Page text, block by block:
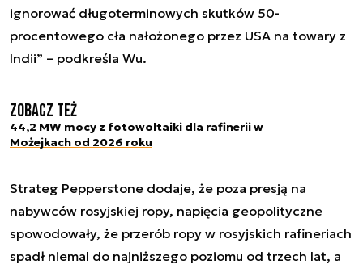
ignorować długoterminowych skutków 50-
procentowego cła nałożonego przez USA na towary z
Indii” – podkreśla Wu.
Zobacz też
44,2 MW mocy z fotowoltaiki dla rafinerii w
Możejkach od 2026 roku
Strateg Pepperstone dodaje, że poza presją na
nabywców rosyjskiej ropy, napięcia geopolityczne
spowodowały, że przerób ropy w rosyjskich rafineriach
spadł niemal do najniższego poziomu od trzech lat, a